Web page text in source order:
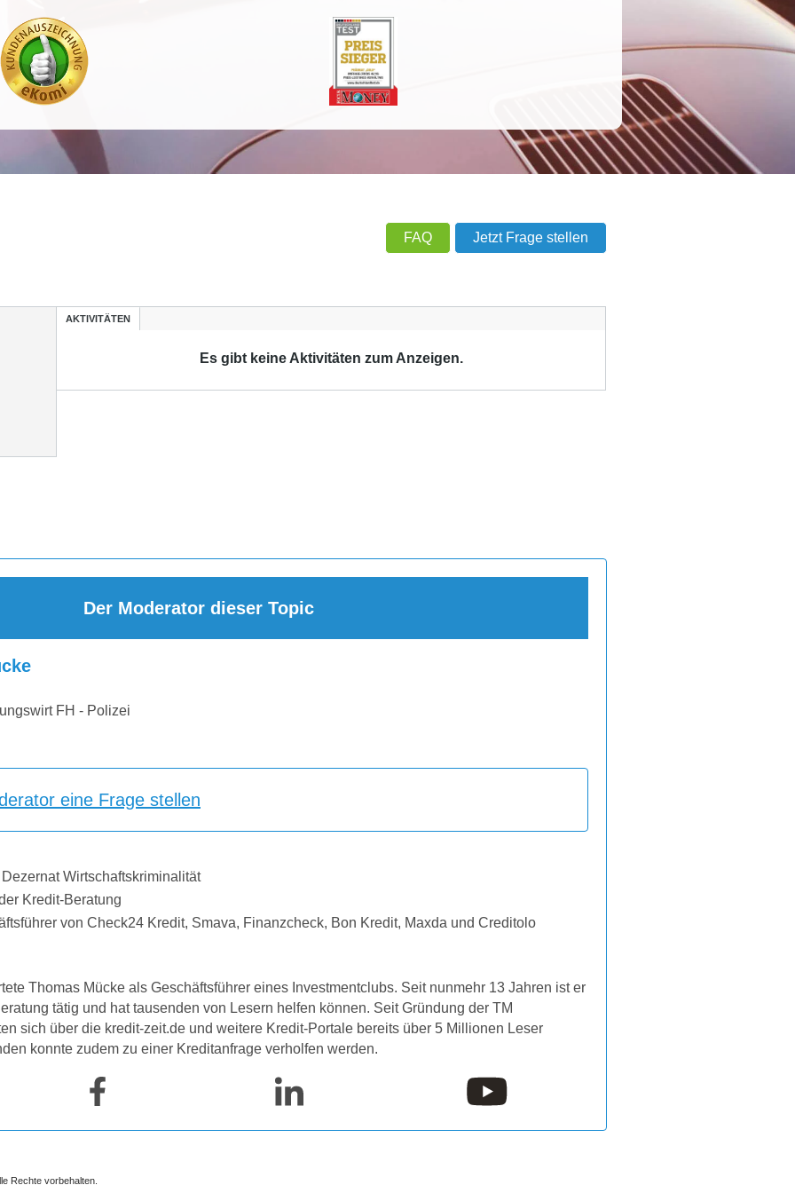
FAQ Jetzt Frage stellen
AKTIVITÄTEN
Es gibt keine Aktivitäten zum Anzeigen.
Der Moderator dieser Topic
FH - Polizei
eine Frage stellen
Wirtschaftskriminalität
Kredit-Beratung
von Check24 Kredit, Smava, Finanzcheck, Bon Kredit, Maxda und Creditolo
Thomas Mücke als Geschäftsführer eines Investmentclubs. Seit nunmehr 13 Jahren ist er
tätig und hat tausenden von Lesern helfen können. Seit Gründung der TM
sich über die kredit-zeit.de und weitere Kredit-Portale bereits über 5 Millionen Leser
konnte zudem zu einer Kreditanfrage verholfen werden.
Rechte vorbehalten.